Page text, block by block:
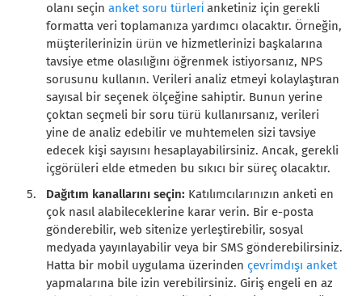
olanı seçinanket soru türleri̇ anketiniz için gerekli
formatta veri toplamanıza yardımcı olacaktır. Örneğin,
müşterilerinizin ürün ve hizmetlerinizi başkalarına
tavsiye etme olasılığını öğrenmek istiyorsanız, NPS
sorusunu kullanın. Verileri analiz etmeyi kolaylaştıran
sayısal bir seçenek ölçeğine sahiptir. Bunun yerine
çoktan seçmeli bir soru türü kullanırsanız, verileri
yine de analiz edebilir ve muhtemelen sizi tavsiye
edecek kişi sayısını hesaplayabilirsiniz. Ancak, gerekli
içgörüleri elde etmeden bu sıkıcı bir süreç olacaktır.
Dağıtım kanallarını seçin: Katılımcılarınızın anketi en
çok nasıl alabileceklerine karar verin. Bir e-posta
gönderebilir, web sitenize yerleştirebilir, sosyal
medyada yayınlayabilir veya bir SMS gönderebilirsiniz.
Hatta bir mobil uygulama üzerinden çevrimdışı anket
yapmalarına bile izin verebilirsiniz. Giriş engeli en az